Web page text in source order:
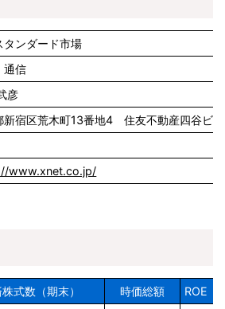
タンダード市場
通信
彦
新宿区荒木町13番地4 住友不動産四谷ビル
www.xnet.co.jp/
式数（期末） 時価総額
ROE（